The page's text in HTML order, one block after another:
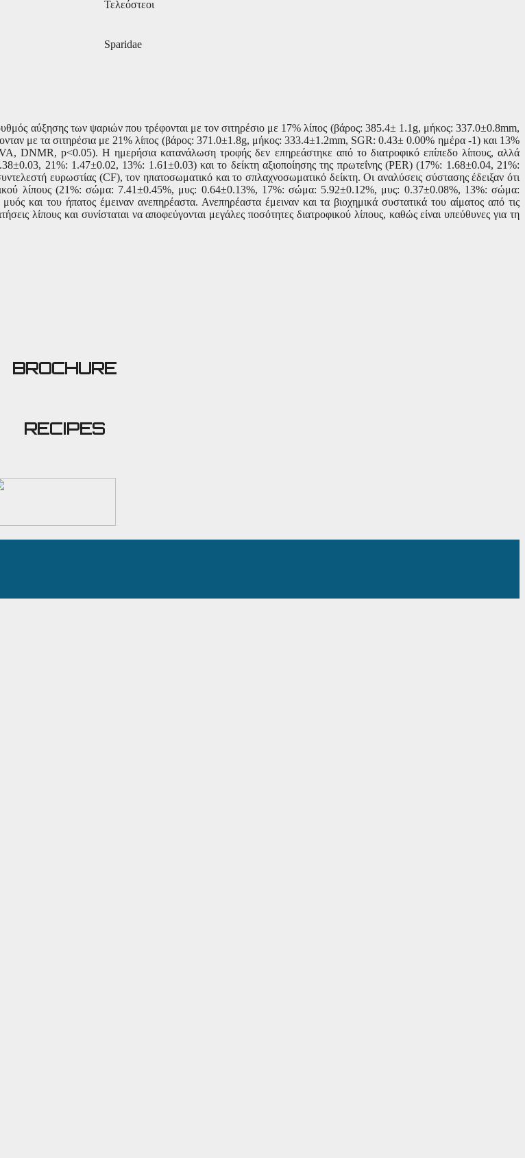
Τελεόστεοι
Sparidae
αύξησης των ψαριών που τρέφονται με τον σιτηρέσιο με 17% λίπος (βάρος: 385.4± 1.1 g, μήκος: 337.0±0.8mm,
με τα σιτηρέσια με 21% λίπος (βάρος: 371.0±1.8g, μήκος: 333.4±1.2mm, SGR:0.43± 0.00% ημέρα -1) και 13%
DNMR, p<0.05).Η ημερήσια κατανάλωση τροφής δεν επηρεάστηκε από το διατροφικό επίπεδο λίπους, αλλά
±0.03, 21%: 1.47±0.02, 13%: 1.61±0.03) και το δείκτη αξιοποίησης της πρωτεΐνης(PER)(17%: 1.68±0.04, 21%:
ευρωστίας (CF), τον ηπατοσωματικό και το σπλαχνοσωματικό δείκτη. Οι αναλύσεις σύστασης έδειξαν ότι
λίπους (21%: σώμα: 7.41±0.45%, μυς: 0.64±0.13%, 17%: σώμα: 5.92±0.12%, μυς: 0.37±0.08%, 13%: σώμα:
και του ήπατος έμειναν ανεπηρέαστα. Ανεπηρέαστα έμειναν και τα βιοχημικά συστατικά του αίματος από τις
λίπους και συνίσταται να αποφεύγονται μεγάλες ποσότητες διατροφικού λίπους, καθώς είναι υπεύθυνες για τη
BROCHURE
RECIPES